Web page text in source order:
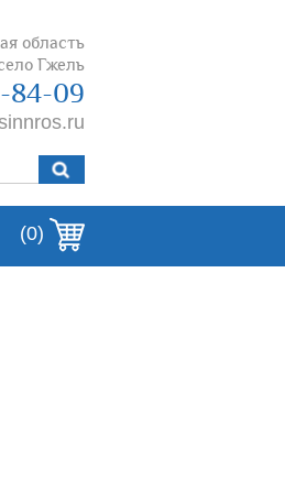
область
Гжель
84-09
(0)